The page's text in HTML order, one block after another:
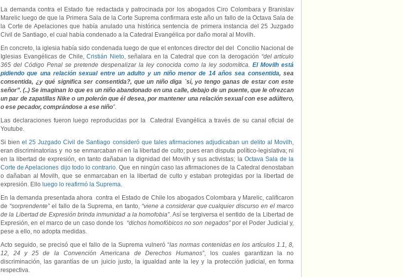
La demanda contra el Estado fue redactada y patrocinada por los abogados Ciro Colombara y Branislav
Marelic luego de que la Primera Sala de la Corte Suprema confirmara este año un fallo de la Octava Sala de
la Corte de Apelaciones que había anulado una histórica sentencia de primera instancia del 25 Juzgado
Civil de Santiago, el cual había condenado a la Catedral Evangélica por daño moral al Movilh.
En concreto, la iglesia había sido condenada luego de que el entonces director del del Concilio Nacional de
Iglesias Evangélicas de Chile,Cristián Nieto, señalara en la Catedral que con la derogación “del artículo
365 del Código Penal se pretende despenalizar la ley conocida como la ley sodomítica. El Movilh está
pidiendo que una relación sexual entre un adulto y un niño menor de 14 años sea consentida, sea
consentida, ¿y qué significa ser consentida?, que un niño diga `sí, yo tengo ganas de estar con este
señor”. (..) Se imaginan lo que es un niño abandonado en una calle, debajo de un puente, que le ofrezcan
un par de zapatillas Nike o un polerón que él desea, por mantener una relación sexual con ese adúltero,
o ese pecador, comprándose a ese niño”.
Las declaraciones fueron luego reproducidas por la Catedral Evangélica a través de su canal oficial de
Youtube.
Si bienel 25 Juzgado Civil de Santiago consideró que tales afirmaciones adjudicaban un delito al Movilh,
eran discriminatorias y no se enmarcaban ni en la libertad de culto; pues eran disputa político-legislativa; ni
en la libertad de expresión, en tanto dañaban la dignidad del Movilh y sus activistas; la Octava Sala de la
Corte de Apelaciones dijo todo lo contrario. Que en ningún caso las afirmaciones de la Catedral denostaban
o dañaban al Movilh, que se enmarcaban en la libertad de culto y estaban protegidas por la libertad de
expresión. Ello luego lo reafirmó la Suprema.
En la demanda presentada ahora contra el Estado de Chile los abogados Colombara y Marelic, calificaron
de “sorprendente”el fallo de la Suprema, en tanto, “viene a considerar que cualquier discurso en el marco
de la Libertad de Expresión brinda inmunidad a la homofobia”. Así se tergiversa el sentido de la Libertad de
Expresión, en el marco de un caso donde los “dichos homofóbicos no son negados”por el Poder Judicial y,
pese a ello, no adopta medidas.
Acto seguido, se precisó que el fallo de la Suprema vulneró “las normas contenidas en los artículos 1.1, 8,
12, 24 y 25 de la Convención Americana de Derechos Humanos”, los cuales garantizan la no
discriminación, las garantías de un juicio justo, la igualdad ante la ley y la protección judicial, en forma
respectiva.